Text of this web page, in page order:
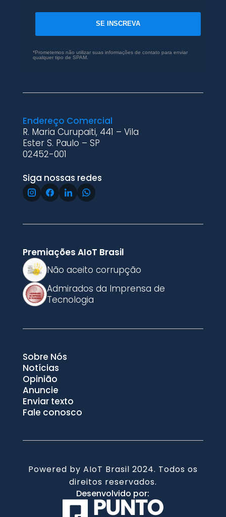
SE INSCREVA
*Prometemos não utilizar suas informações de contato para enviar
qualquer tipo de SPAM.
Endereço Comercial
R. Maria Curupaiti, 441 – Vila
Ester S. Paulo – SP
02452-001
Siga nossas redes
Premiações AIoT Brasil
Não aceito corrupção
Admirados da Imprensa de
Tecnologia
Sobre Nós
Notícias
Opinião
Anuncie
Enviar texto
Fale conosco
Powered by AIoT Brasil 2024. Todos os
direitos reservados.
Desenvolvido por: